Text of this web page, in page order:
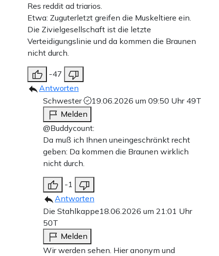
Res reddit ad triarios.
Etwa: Zuguterletzt greifen die Muskeltiere ein.
Die Zivielgesellschaft ist die letzte
Verteidigungslinie und da kommen die Braunen
nicht durch.
-47
Antworten
Schwester
19.06.2026 um 09:50 Uhr 49T
Melden
@Buddycount:
Da muß ich Ihnen uneingeschränkt recht
geben: Da kommen die Braunen wirklich
nicht durch.
-1
Antworten
Die Stahlkappe18.06.2026 um 21:01 Uhr
50T
Melden
Wir werden sehen. Hier anonym und